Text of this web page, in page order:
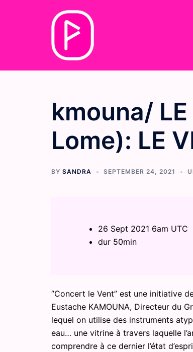
kmouna/ LE
Lome): LE
BY SANDRA SEPTEMBER 24, 2021
26 Sept 2021 6am UTC
dur 50min
‘’Concert le Vent’’ est une
Eustache KAMOUNA, Directeur du
lequel on utilise des instruments
eau… une vitrine à travers laquelle
comprendre à ce dernier l’état